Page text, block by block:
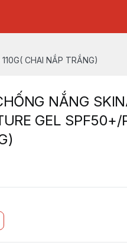
CHAI NẮP TRẮNG)
NẮNG
GEL